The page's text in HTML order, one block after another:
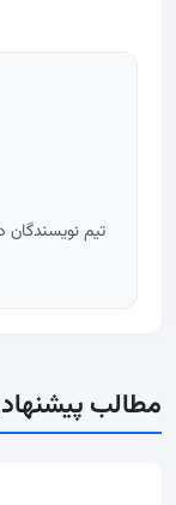
تیم نویسندگان
مطالب